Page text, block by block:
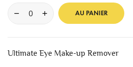
AU PANIER
Ultimate Eye Make-up Remover